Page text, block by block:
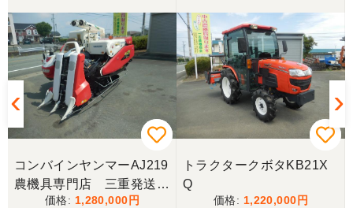
コンバインヤンマーAJ219
農機具専門店 三重発送整
備済み
1,280,000
トラクタークボタKB21X
Q
1,220,000